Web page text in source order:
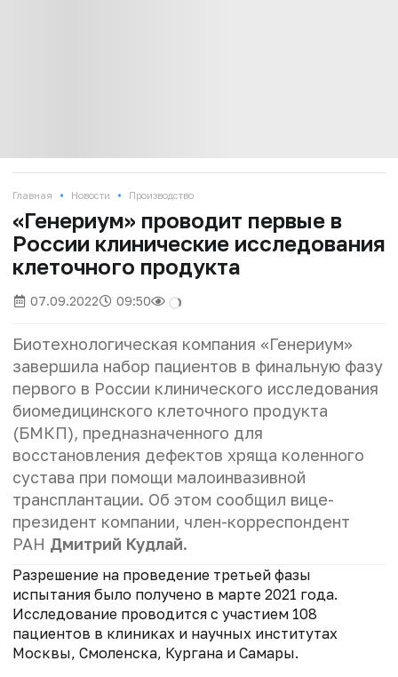
Главная • Новости • Производство
«Генериум» проводит первые в
России клинические исследования
клеточного продукта
07.09.2022 09:50
Биотехнологическая компания «Генериум»
завершила набор пациентов в финальную фазу
первого в России клинического исследования
биомедицинского клеточного продукта
(БМКП), предназначенного для
восстановления дефектов хряща коленного
сустава при помощи малоинвазивной
трансплантации. Об этом сообщил вице-
президент компании, член-корреспондент
РАН Дмитрий Кудлай.
Разрешение на проведение третьей фазы
испытания было получено в марте 2021 года.
Исследование проводится с участием 108
пациентов в клиниках и научных институтах
Москвы, Смоленска, Кургана и Самары.